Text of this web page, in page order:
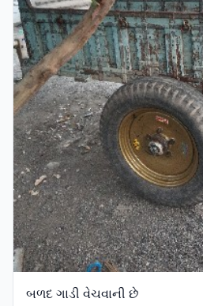
બળદ ગાડી વેચવાની છે